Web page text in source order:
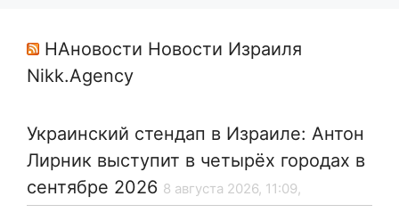
НАновости Новости Израиля
Nikk.Agency
Украинский стендап в Израиле: Антон
Лирник выступит в четырёх городах в
сентябре 2026 8 августа 2026, 11:09,